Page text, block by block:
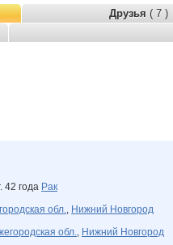
Друзья ( 7 )
42 года Рак
обл., Нижний Новгород
обл., Нижний Новгород